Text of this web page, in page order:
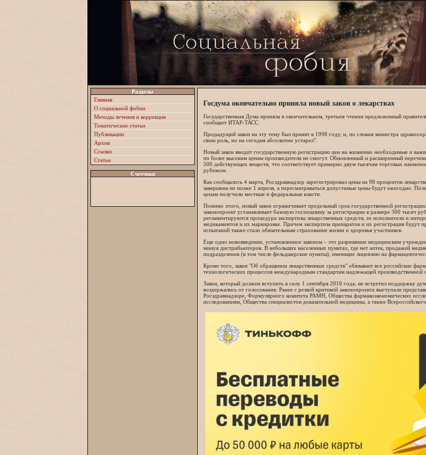
Разделы
Главная
О социальной фобии
Методы лечения и коррекция
Тематические статьи
Публикации
Архив
Ссылки
Статьи
Счетчики
Госдума окончательно приняла новый закон о лекарствах
Государственная Дума приняла в окончательном, третьем чтении предложенный
сообщает ИТАР-ТАСС.
Предыдущий закон на эту тему был принят в 1998 году, и, по словам министра
свою роль, но на сегодня абсолютно устарел".
Новый закон вводит государственную регистрацию цен на жизненно необходимые и
по более высоким ценам производители не смогут. Обновленный и расширенный
500 действующих веществ, что соответствует примерно двум тысячам торговых
рубежом.
Как сообщалось 4 марта, Росздравнадзор зарегистрировал цены на 98 процентов
завершена не позже 1 апреля, а пересматриваться допустимые цены будут ежегодно.
ценам получили местные и федеральные власти.
Помимо этого, новый закон ограничивает предельный срок государственной
законопроект устанавливает базовую госпошлину за регистрацию в размере 300 тысяч
регламентируются процедура экспертизы лекарственных средств, ее исполнители и
медикаментов и их маркировке. Причем экспертиза препаратов и их регистрация будут
испытаний также стало обязательным страхование жизни и здоровья участников.
Еще одно нововведение, установленное законом – это разрешение медицинским
минуя дистрибьюторов. В небольших населенных пунктах, где нет аптек, продажей
подразделения (в том числе фельдшерские пункты), имеющие лицензию на
Кроме того, закон "Об обращении лекарственных средств" обязывает все российские
технологических процессов международным стандартам надлежащей
Закон, который должен вступить в силу 1 сентября 2010 года, не встретил поддержку
воздержались от голосования. Ранее с резкой критикой законопроекта выступали
Росздравнадзоре, Формулярного комитета РАМН, Общества фармакоэкономических
исследованиям, Общества специалистов доказательной медицины, а также